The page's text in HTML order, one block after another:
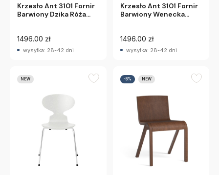
Krzesło Ant 3101 Fornir
Barwiony Dzika Róża
1496.00 zł
wysyłka: 28-42 dni
Krzesło Ant 3101 Fornir
Barwiony Wenecka
1496.00 zł
wysyłka: 28-42 dni
NEW -8% NEW